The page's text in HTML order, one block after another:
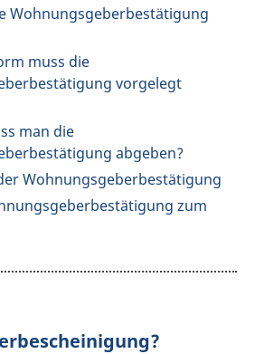
Wohnungsgeberbestätigung
muss die
vorgelegt
man die
abgeben?
Wohnungsgeberbestätigung
zum